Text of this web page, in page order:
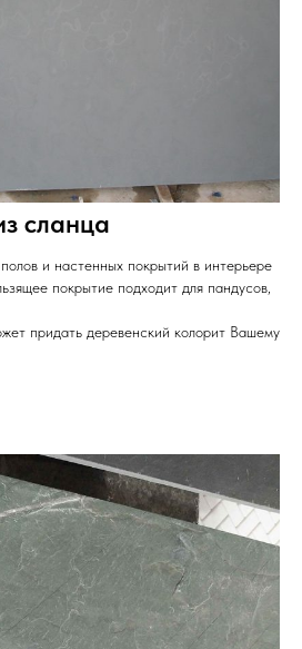
сланца
и настенных покрытий в интерьере
покрытие подходит для пандусов,
придать деревенский колорит Вашему